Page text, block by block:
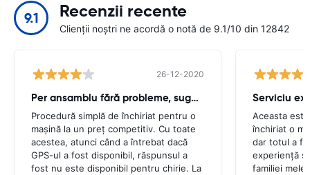
9.1 Recenzii recente
Clienții noștri ne acordă o notă de 9.1/10 din 12842
26-12-2020
Per ansamblu fără probleme, sughiț minor
Procedură simplă de închiriat pentru o
mașină la un preț competitiv. Cu toate
acestea, atunci când a întrebat dacă
GPS-ul a fost disponibil, răspunsul a
fost nu este disponibil pentru chirie. La
Serviciu
Aceasta
închiriat o
dar totul a
experiență
familiei mele